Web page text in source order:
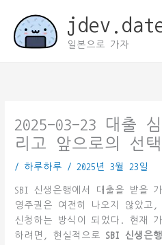
일본으로 가자
2025-03-23 대출
리고 앞으로의 선택
/ 하루하루 / 2025년 3월 23일
SBI 신생은행에서 대출을 받을
영주권은 여전히 나오지 않았고,
신청하는 방식이 되었다. 현재
하려면, 현실적으로 SBI 신생은